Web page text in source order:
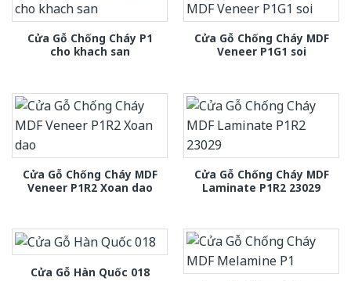
Cửa Gỗ Chống Cháy P1
cho khach san
Cửa Gỗ Chống Cháy MDF
Veneer P1G1 soi
Cửa Gỗ Chống Cháy MDF
Veneer P1R2 Xoan dao
Cửa Gỗ Chống Cháy MDF
Laminate P1R2 23029
Cửa Gỗ Hàn Quốc 018